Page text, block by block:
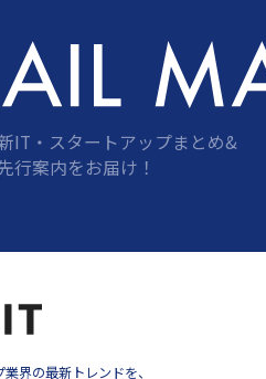
IT・スタートアップまとめ&
行案内をお届け！
界の最新トレンドを、